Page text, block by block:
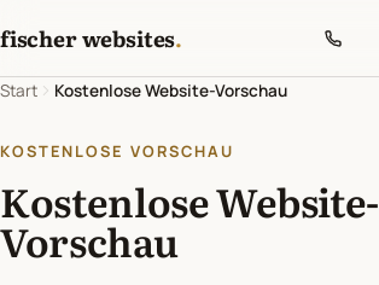
fischer websites.
Start Kostenlose Website-Vorschau
KOSTENLOSE VORSCHAU
Kostenlose Website-
Vorschau